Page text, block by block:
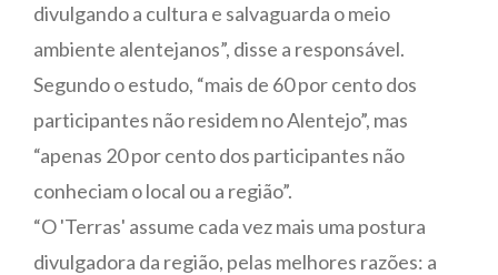
divulgando a cultura e salvaguarda o meio
ambiente alentejanos”, disse a responsável.
Segundo o estudo, “mais de 60 por cento dos
participantes não residem no Alentejo”, mas
“apenas 20 por cento dos participantes não
conheciam o local ou a região”.
“O 'Terras' assume cada vez mais uma postura
divulgadora da região, pelas melhores razões: a